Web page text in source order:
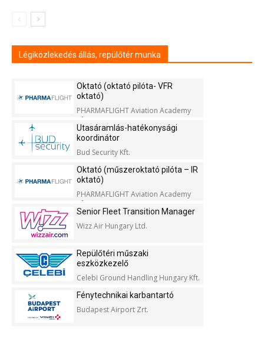
Légiközlekedés állás, repülőtér munka
Oktató (oktató pilóta- VFR
oktató)
PHARMAFLIGHT Aviation Academy
Kft.
Utasáramlás-hatékonysági
koordinátor
Bud Security Kft.
Oktató (műszeroktató pilóta – IR
oktató)
PHARMAFLIGHT Aviation Academy
Kft.
Senior Fleet Transition Manager
Wizz Air Hungary Ltd.
Repülőtéri műszaki
eszközkezelő
Celebi Ground Handling Hungary Kft.
Fénytechnikai karbantartó
Budapest Airport Zrt.